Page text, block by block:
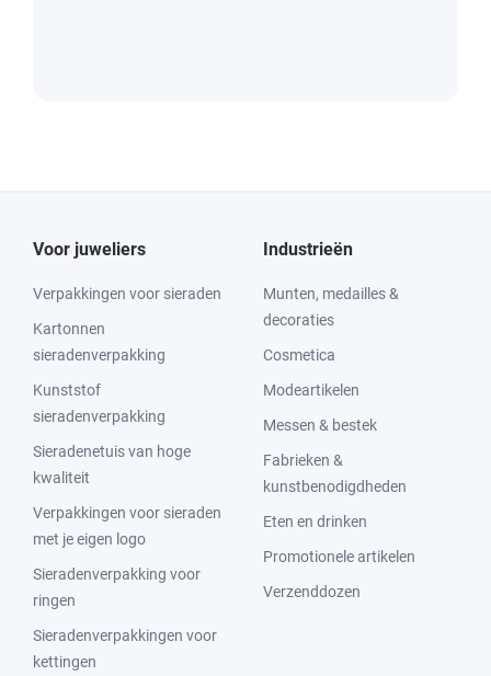
Voor juweliers
Verpakkingen voor sieraden
Kartonnen
sieradenverpakking
Kunststof
sieradenverpakking
Sieradenetuis van hoge
kwaliteit
Verpakkingen voor sieraden
met je eigen logo
Sieradenverpakking voor
ringen
Sieradenverpakkingen voor
kettingen
Industrieën
Munten, medailles &
decoraties
Cosmetica
Modeartikelen
Messen & bestek
Fabrieken &
kunstbenodigdheden
Eten en drinken
Promotionele artikelen
Verzenddozen